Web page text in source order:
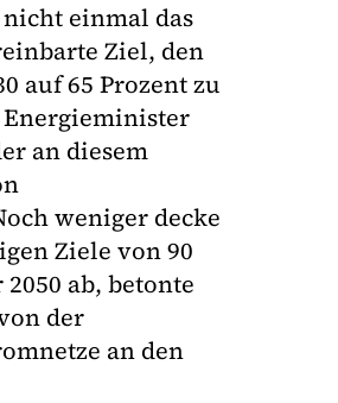
einmal das
Ziel, den
auf 65 Prozent zu
Energieminister
an diesem
weniger decke
Ziele von 90
ab, betonte
der
an den